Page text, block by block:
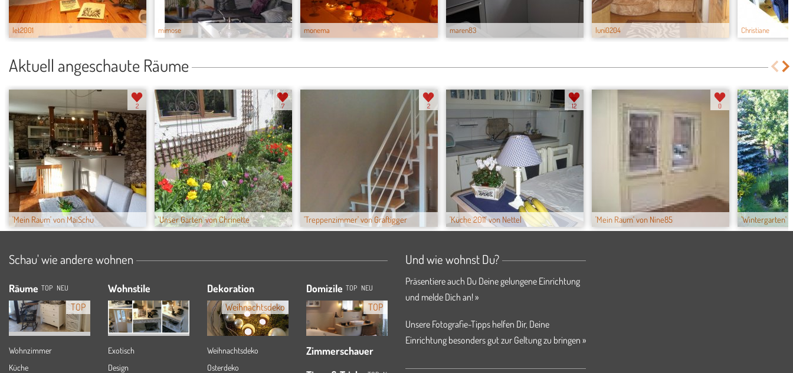
let2001 mimose monema maren83 luni0204 Christiane
Aktuell angeschaute Räume
'Mein Raum' von MaiSchu
2
'Unser Garten' von Chrinette
7
'Treppenzimmer' von Graftigger
2
'Küche 2011' von Nettel
12
'Mein Raum' von Nine85
0
'Wintergarten'
Schau' wie andere wohnen
Räume TOP NEU
TOP
Wohnzimmer
Küche
Wohnstile
Exotisch
Design
Dekoration
Weihnachtsdeko
Weihnachtsdeko
Osterdeko
Domizile TOP NEU
TOP
Zimmerschauer
Und wie wohnst Du?
Präsentiere auch Du Deine gelungene Einrichtung
und melde Dich an! »
Unsere Fotografie-Tipps helfen Dir, Deine
Einrichtung besonders gut zur Geltung zu bringen »